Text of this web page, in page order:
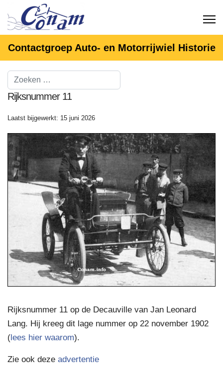
Contactgroep Auto- en Motorrijwiel Historie
Rijksnummer 11
Laatst bijgewerkt: 15 juni 2026
Rijksnummer 11 op de Decauville van Jan Leonard
Lang. Hij kreeg dit lage nummer op 22 november 1902
(lees hier waarom).
Zie ook deze advertentie